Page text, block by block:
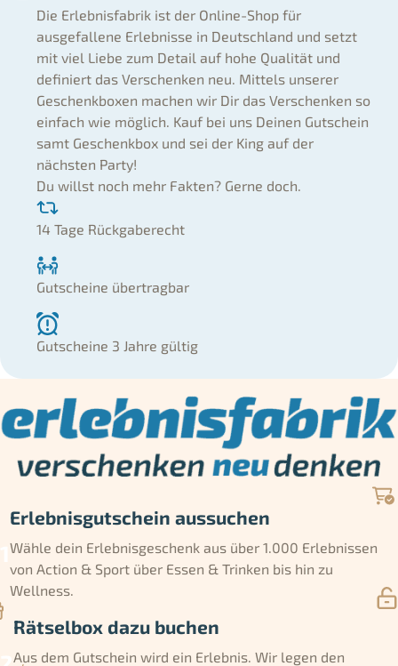
Die Erlebnisfabrik ist der Online-Shop für
ausgefallene Erlebnisse in Deutschland und setzt
mit viel Liebe zum Detail auf hohe Qualität und
definiert das Verschenken neu. Mittels unserer
Geschenkboxen machen wir Dir das Verschenken so
einfach wie möglich. Kauf bei uns Deinen Gutschein
samt Geschenkbox und sei der King auf der
nächsten Party!
Du willst noch mehr Fakten? Gerne doch.
14 Tage Rückgaberecht
Gutscheine übertragbar
Gutscheine 3 Jahre gültig
Erlebnisgutschein aussuchen
Wähle dein Erlebnisgeschenk aus über 1.000 Erlebnissen
von Action & Sport über Essen & Trinken bis hin zu
Wellness.
Rätselbox dazu buchen
Aus dem Gutschein wird ein Erlebnis. Wir legen den